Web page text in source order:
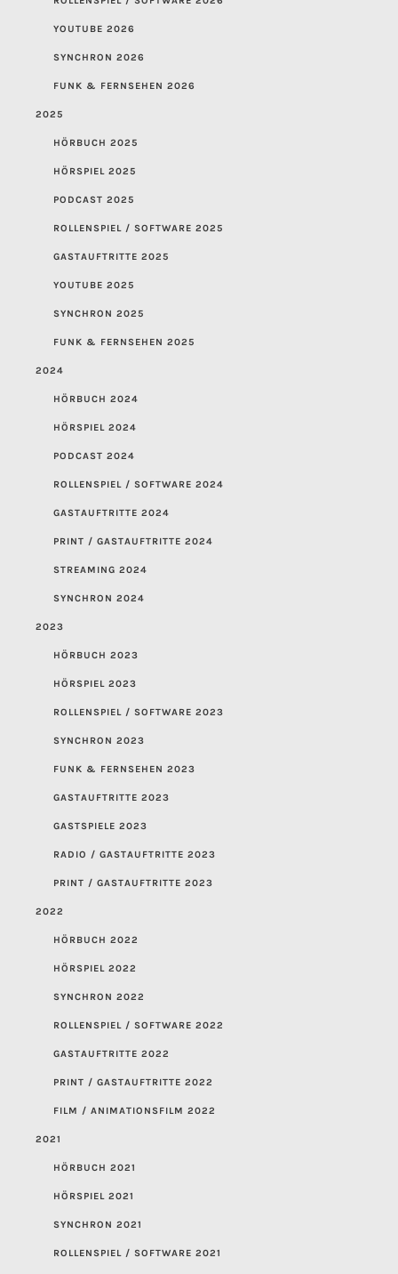
YOUTUBE 2026
SYNCHRON 2026
FUNK & FERNSEHEN 2026
2025
HÖRBUCH 2025
HÖRSPIEL 2025
PODCAST 2025
ROLLENSPIEL / SOFTWARE 2025
GASTAUFTRITTE 2025
YOUTUBE 2025
SYNCHRON 2025
FUNK & FERNSEHEN 2025
2024
HÖRBUCH 2024
HÖRSPIEL 2024
PODCAST 2024
ROLLENSPIEL / SOFTWARE 2024
GASTAUFTRITTE 2024
PRINT / GASTAUFTRITTE 2024
STREAMING 2024
SYNCHRON 2024
2023
HÖRBUCH 2023
HÖRSPIEL 2023
ROLLENSPIEL / SOFTWARE 2023
SYNCHRON 2023
FUNK & FERNSEHEN 2023
GASTAUFTRITTE 2023
GASTSPIELE 2023
RADIO / GASTAUFTRITTE 2023
PRINT / GASTAUFTRITTE 2023
2022
HÖRBUCH 2022
HÖRSPIEL 2022
SYNCHRON 2022
ROLLENSPIEL / SOFTWARE 2022
GASTAUFTRITTE 2022
PRINT / GASTAUFTRITTE 2022
FILM / ANIMATIONSFILM 2022
2021
HÖRBUCH 2021
HÖRSPIEL 2021
SYNCHRON 2021
ROLLENSPIEL / SOFTWARE 2021